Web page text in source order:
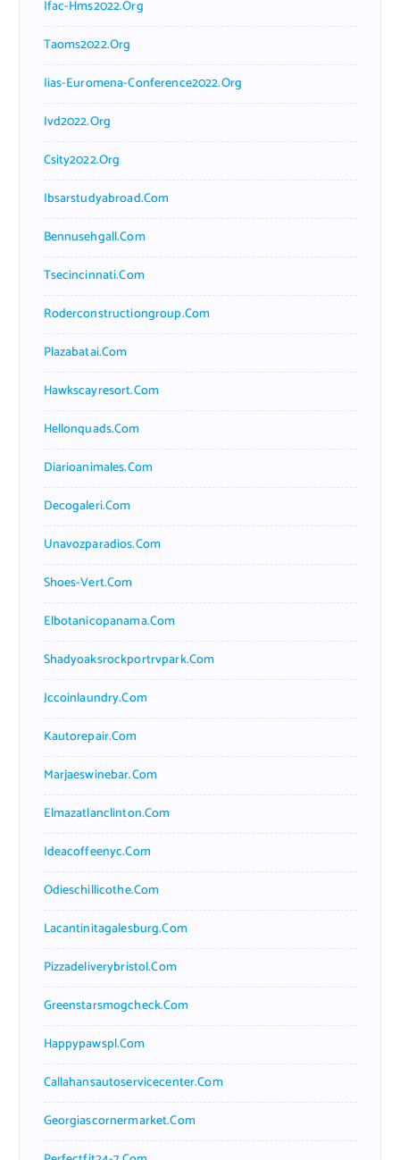
Ifac-Hms2022.org
Taoms2022.org
Iias-Euromena-Conference2022.org
Ivd2022.org
Csity2022.org
Ibsarstudyabroad.com
Bennusehgall.com
Tsecincinnati.com
Roderconstructiongroup.com
Plazabatai.com
Hawkscayresort.com
Hellonquads.com
Diarioanimales.com
Decogaleri.com
Unavozparadios.com
Shoes-Vert.com
Elbotanicopanama.com
Shadyoaksrockportrvpark.com
Jccoinlaundry.com
Kautorepair.com
Marjaeswinebar.com
Elmazatlanclinton.com
Ideacoffeenyc.com
Odieschillicothe.com
Lacantinitagalesburg.com
Pizzadeliverybristol.com
Greenstarsmogcheck.com
Happypawspl.com
Callahansautoservicecenter.com
Georgiascornermarket.com